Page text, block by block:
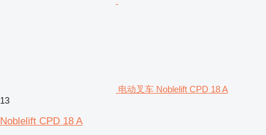
电动叉车 Noblelift CPD 18 A
13
Noblelift CPD 18 A